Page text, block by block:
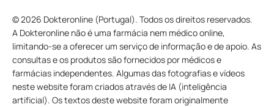
© 2026 Dokteronline (Portugal). Todos os direitos reservados.
A Dokteronline não é uma farmácia nem médico online,
limitando-se a oferecer um serviço de informação e de apoio. As
consultas e os produtos são fornecidos por médicos e
farmácias independentes. Algumas das fotografias e vídeos
neste website foram criados através de IA (inteligência
artificial). Os textos deste website foram originalmente